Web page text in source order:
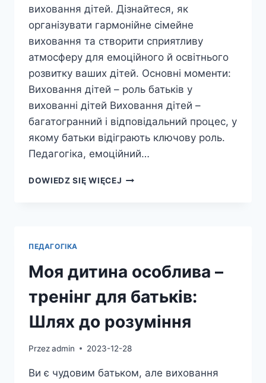
виховання дітей. Дізнайтеся, як
організувати гармонійне сімейне
виховання та створити сприятливу
атмосферу для емоційного й освітнього
розвитку ваших дітей. Основні моменти:
Виховання дітей – роль батьків у
вихованні дітей Виховання дітей –
багатогранний і відповідальний процес, у
якому батьки відіграють ключову роль.
Педагогіка, емоційний…
DOWIEDZ SIĘ WIĘCEJ ВИХОВАННЯ
ПЕДАГОГІКА
Моя дитина особлива –
тренінг для батьків:
Шлях до розуміння
Przezadmin 2023-12-28
Ви є чудовим батьком, але виховання